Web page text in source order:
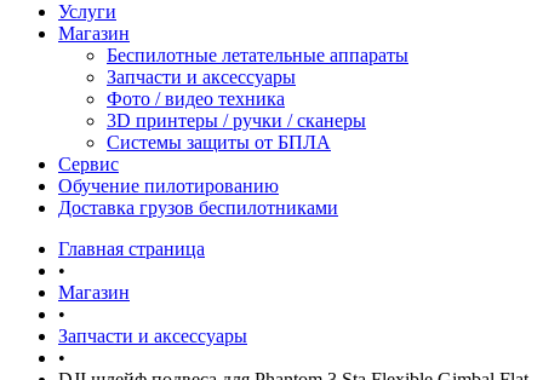
Услуги
Магазин
Беспилотные летательные аппараты
Запчасти и аксессуары
Фото / видео техника
3D принтеры / ручки / сканеры
Системы защиты от БПЛА
Сервис
Обучение пилотированию
Доставка грузов беспилотниками
Главная страница
•
Магазин
•
Запчасти и аксессуары
•